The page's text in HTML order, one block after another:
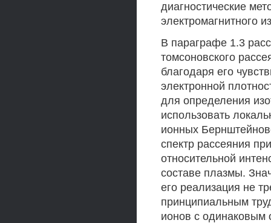
диагностические
электромагнитного
В параграфе 1.3
томсоновского
благодаря его
электронной
для определения
использовать
ионных
спектр рассеяния
относительной
составе плазмы.
его реализация не
принципиальным
ионов с одинаковым